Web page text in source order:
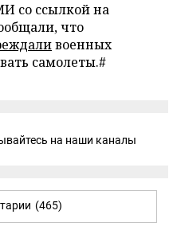
со ссылкой на
что
военных
самолеты.#
на наши каналы
(465)